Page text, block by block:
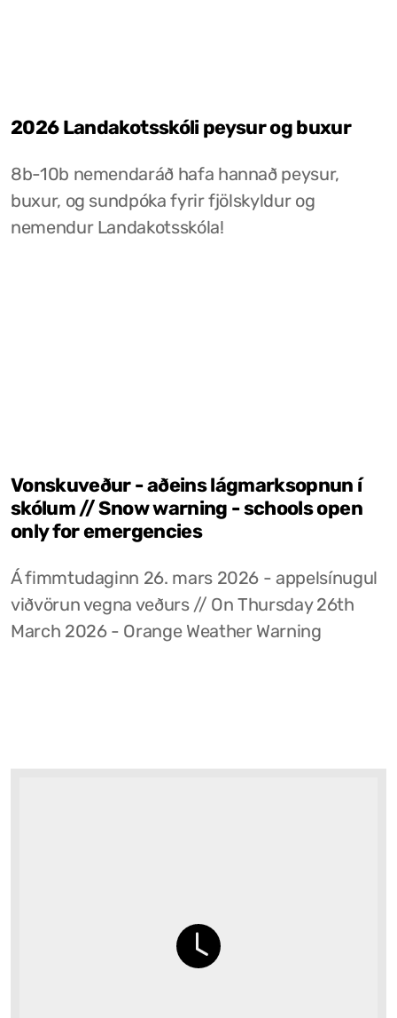
2026 Landakotsskóli peysur og buxur
8b-10b nemendaráð hafa hannað peysur,
buxur, og sundpóka fyrir fjölskyldur og
nemendur Landakotsskóla!
Vonskuveður - aðeins lágmarksopnun í
skólum // Snow warning - schools open
only for emergencies
Á fimmtudaginn 26. mars 2026 - appelsínugul
viðvörun vegna veðurs // On Thursday 26th
March 2026 - Orange Weather Warning